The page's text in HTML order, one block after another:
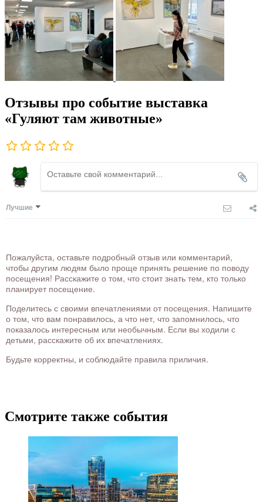
Отзывы про событие выставка
«Гуляют там животные»
Лучшие
Пожалуйста, оставьте подробный отзыв или комментарий,
чтобы другим людям было проще принять решение по поводу
посещения! Расскажите о том, что стоит знать тем, кто только
планирует посещение.
Поделитесь с своими впечатлениями от посещения. Напишите
о том, что вам понравилось, а что нет, что запомнилось, что
показалось интересным или необычным. Если вы ходили с
детьми, расскажите об их впечатлениях.
Будьте корректны, и соблюдайте правила приличия.
Смотрите также события